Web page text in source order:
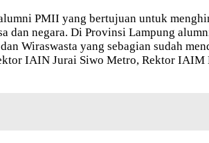
PMII yang bertujuan untuk
dan negara. Di Provinsi Lampung
Wiraswasta yang sebagian sudah
IAIN Jurai Siwo Metro, Rektor